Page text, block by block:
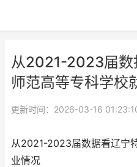
从2021-2023届数
师范高等专科学校
更新时间：2026-03-16
从2021-2023届数据看辽宁
业情况